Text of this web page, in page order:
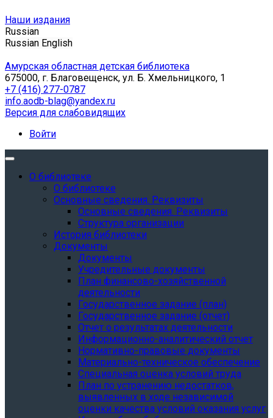
Наши издания
Russian
Russian English
Амурская областная детская библиотека
675000, г. Благовещенск, ул. Б. Хмельницкого, 1
+7 (416) 277-0787
info.aodb-blag@yandex.ru
Версия для слабовидящих
Войти
О библиотеке
О библиотеке
Основные сведения. Реквизиты
Основные сведения. Реквизиты
Структура организации
История библиотеки
Документы
Документы
Учредительные документы
План финансово-хозяйственной
деятельности
Государственное задание (план)
Государственное задание (отчет)
Отчет о результатах деятельности
Информационно-аналитический отчет
Нормативно-правовые документы
Материально-техническое обеспечение
Специальная оценка условий труда
План по устранению недостатков,
выявленных в ходе независимой
оценки качества условий оказания услуг